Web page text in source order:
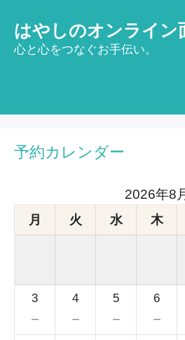
ス
はやしのオンライン
心と心をつなぐお手伝い。
予約カレンダー
2026年8
月 火 水 木
3
－
4
－
5
－
6
－